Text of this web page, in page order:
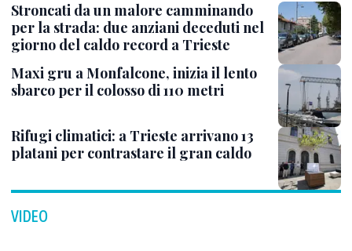
Stroncati da un malore camminando
per la strada: due anziani deceduti nel
giorno del caldo record a Trieste
Maxi gru a Monfalcone, inizia il lento
sbarco per il colosso di 110 metri
Rifugi climatici: a Trieste arrivano 13
platani per contrastare il gran caldo
VIDEO